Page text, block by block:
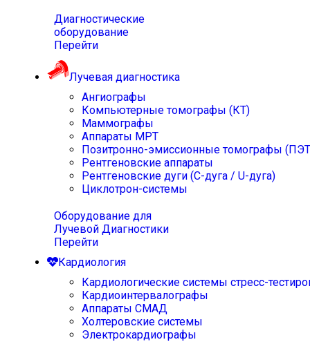
Диагностические
оборудование
Перейти
Лучевая диагностика
Ангиографы
Компьютерные томографы (КТ)
Маммографы
Аппараты МРТ
Позитронно-эмиссионные томографы
Рентгеновские аппараты
Рентгеновские дуги (С-дуга / U-дуга)
Циклотрон-системы
Оборудование для
Лучевой Диагностики
Перейти
Кардиология
Кардиологические системы стресс-
Кардиоинтервалографы
Аппараты СМАД
Холтеровские системы
Электрокардиографы